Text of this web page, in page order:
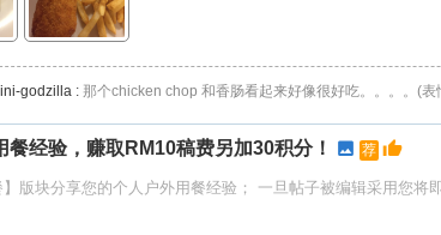
godzilla : 那个chicken chop 和香肠看起来好像很好吃。。。。(表
餐经验，赚取RM10稿费另加30积分！ 荐
版块分享您的个人户外用餐经验； 一旦帖子被编辑采用您将